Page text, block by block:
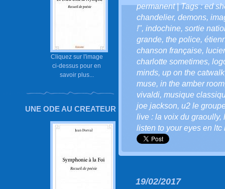
Cliquez sur l'image
ci-dessus pour en
savoir plus...
UNE ODE AU CREATEUR
permanent| Tags :ed
chandelier, demons,
!", indochine, sortie
grande, the police,
chanson française,
charlotte sometimes,
minds, up on the catwalk
muse, in the amber room
vivaldi, musique
joe jackson, u2 le
live : la voix du graoully,
listen to your eyes en ltc
19/02/2017